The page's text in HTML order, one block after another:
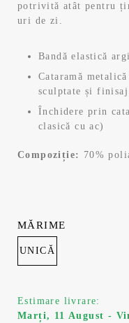
fost:
59,99 lei.
41,99 lei.
potrivită atât pentru
uri de zi.
Bandă elastică
Cataramă
sculptate și
Închidere prin
clasică cu ac)
Compoziție: 70%
UNICĂ
MĂRIME
Estimare livrare:
Marți, 11 August -